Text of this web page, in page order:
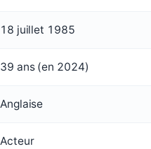
18 juillet 1985
39 ans (en 2024)
Anglaise
Acteur